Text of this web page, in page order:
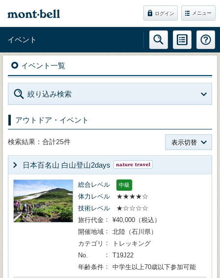
ログイン メニュー
イベント
イベント一覧
絞り込み検索
アウトドア・イベント
検索結果：合計25件 表示切替
日本百名山 白山登山2days
総合レベル 中級
体力レベル
★★★★☆
技術レベル
★☆☆☆☆
旅行代金
¥40,000（税込）
開催地域
北陸（石川県）
カテゴリ
トレッキング
No.
T19J22
年齢条件
中学生以上70歳以下参加可能